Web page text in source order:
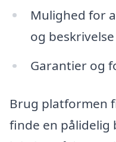
Mulighed for
og
Garantier og
Brug platformen
finde en pålidelig